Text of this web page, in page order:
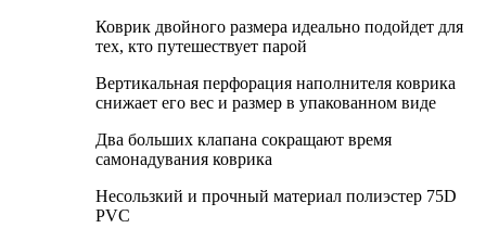
Коврик двойного размера идеально подойдет для
тех, кто путешествует парой
Вертикальная перфорация наполнителя коврика
снижает его вес и размер в упакованном виде
Два больших клапана сокращают время
самонадувания коврика
Несользкий и прочный материал полиэстер 75D
PVC